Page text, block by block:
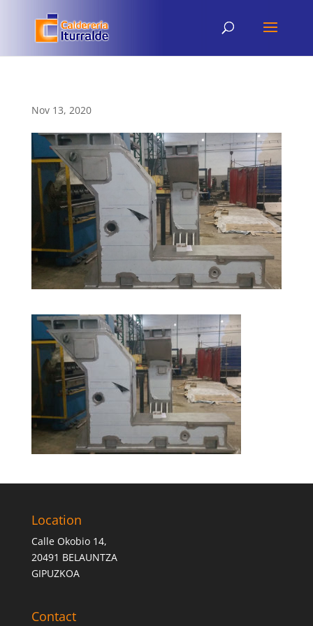
Nov 13, 2020
Location
Calle Okobio 14,
20491 BELAUNTZA
GIPUZKOA
Contact